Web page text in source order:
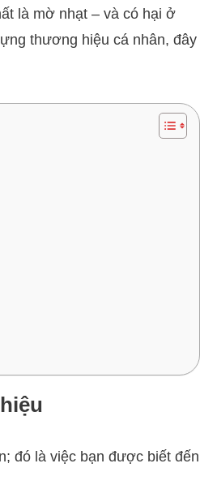
là mờ nhạt – và có hại ở
thương hiệu cá nhân, đây
đó là việc bạn được biết đến